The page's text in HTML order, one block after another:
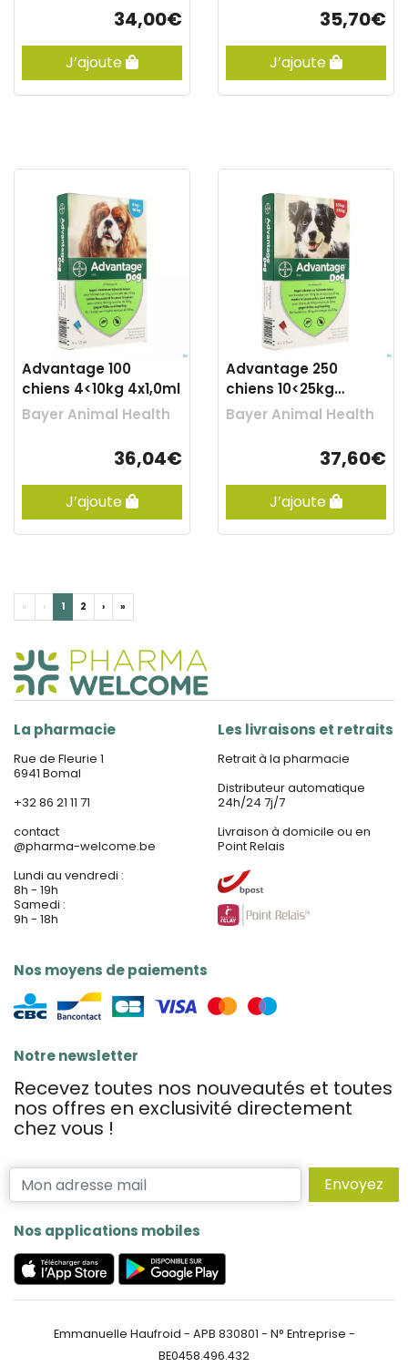
34,00€
J’ajoute
35,70€
J’ajoute
Advantage 100
chiens 4<10kg 4x1,0ml
Bayer Animal Health
36,04€
J’ajoute
Advantage 250
chiens 10<25kg
4x2,5ml
Bayer Animal Health
37,60€
J’ajoute
« ‹ 1 2 › »
La pharmacie
Rue de Fleurie 1
6941 Bomal
+32 86 21 11 71
contact
@pharma-welcome.be
Lundi au vendredi :
8h - 19h
Samedi :
9h - 18h
Nos moyens de paiements
Les livraisons et retraits
Retrait à la pharmacie
Distributeur automatique
24h/24 7j/7
Livraison à domicile ou en
Point Relais
Notre newsletter
Recevez toutes nos nouveautés et toutes
nos offres en exclusivité directement
chez vous !
Envoyez
Nos applications mobiles
Emmanuelle Haufroid - APB 830801 - N° Entreprise -
BE0458.496.432